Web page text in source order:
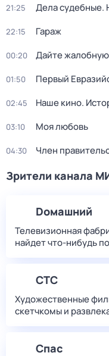
21:25 Дела судебные.
22:15 Гараж
00:20 Дайте
01:50 Первый
02:45 Нaше кинo.
03:10 Моя любовь
04:30 Член
Зрители канала
Dомашний
Телевизионная
найдет что‑нибудь
СТС
Художественные
скетчкомы и
Спас